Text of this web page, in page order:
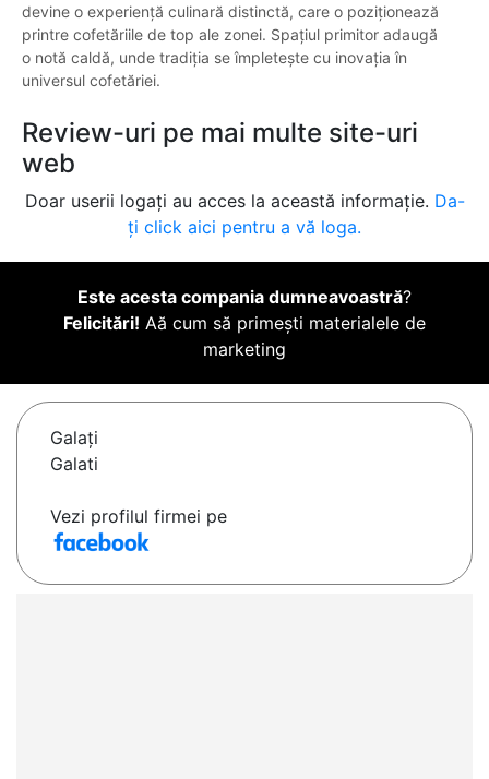
devine o experiență culinară distinctă, care o poziționează
printre cofetăriile de top ale zonei. Spațiul primitor adaugă
o notă caldă, unde tradiția se împletește cu inovația în
universul cofetăriei.
Review-uri pe mai multe site-uri
web
Doar userii logați au acces la această informație. Da-
ți click aici pentru a vă loga.
Este acesta compania dumneavoastră?
Felicitări! Aă cum să primești materialele de
marketing
Galaţi
Galati
Vezi profilul firmei pe